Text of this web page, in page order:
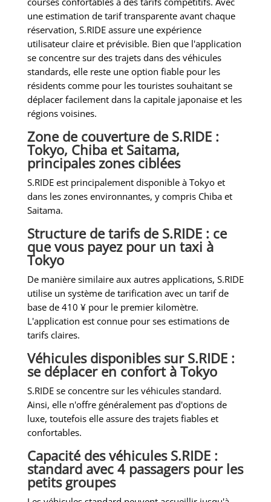
une estimation de tarif transparente avant chaque
réservation, S.RIDE assure une expérience
utilisateur claire et prévisible. Bien que l'application
se concentre sur des trajets dans des véhicules
standards, elle reste une option fiable pour les
résidents comme pour les touristes souhaitant se
déplacer facilement dans la capitale japonaise et les
régions voisines.
Zone de couverture de S.RIDE :
Tokyo, Chiba et Saitama,
principales zones ciblées
S.RIDE est principalement disponible à Tokyo et
dans les zones environnantes, y compris Chiba et
Saitama.
Structure de tarifs de S.RIDE : ce
que vous payez pour un taxi à
Tokyo
De manière similaire aux autres applications, S.RIDE
utilise un système de tarification avec un tarif de
base de 410 ¥ pour le premier kilomètre.
L'application est connue pour ses estimations de
tarifs claires.
Véhicules disponibles sur S.RIDE :
se déplacer en confort à Tokyo
S.RIDE se concentre sur les véhicules standard.
Ainsi, elle n'offre généralement pas d'options de
luxe, toutefois elle assure des trajets fiables et
confortables.
Capacité des véhicules S.RIDE :
standard avec 4 passagers pour les
petits groupes